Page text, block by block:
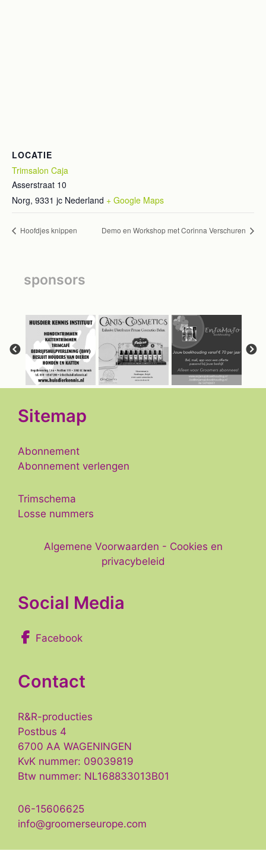
LOCATIE
Trimsalon Caja
Asserstraat 10
Norg, 9331 jc Nederland + Google Maps
Hoofdjes knippen Demo en Workshop met Corinna Verschuren
sponsors
Sitemap
Abonnement
Abonnement verlengen
Trimschema
Losse nummers
Algemene Voorwaarden - Cookies en
privacybeleid
Social Media
Facebook
Contact
R&R-producties
Postbus 4
6700 AA WAGENINGEN
KvK nummer: 09039819
Btw nummer: NL168833013B01
06-15606625
info@groomerseurope.com